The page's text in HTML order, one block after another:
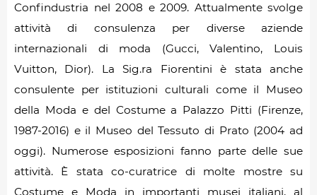
Confindustria nel 2008 e 2009. Attualmente svolge
attività di consulenza per diverse aziende
internazionali di moda (Gucci, Valentino, Louis
Vuitton, Dior). La Sig.ra Fiorentini è stata anche
consulente per istituzioni culturali come il Museo
della Moda e del Costume a Palazzo Pitti (Firenze,
1987-2016) e il Museo del Tessuto di Prato (2004 ad
oggi). Numerose esposizioni fanno parte delle sue
attività. È stata co-curatrice di molte mostre su
Costume e Moda in importanti musei italiani, al